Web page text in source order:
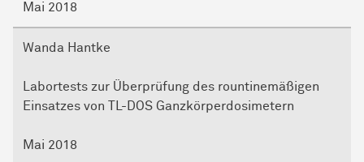
Mai 2018
Wanda Hantke
Labortests zur Überprüfung des rountinemäßigen
Einsatzes von TL-DOS Ganzkörperdosimetern
Mai 2018